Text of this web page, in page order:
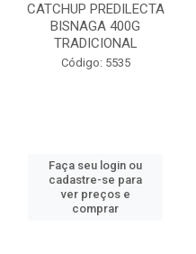
CATCHUP PREDILECTA
BISNAGA 400G
TRADICIONAL
Código: 5535
Faça seu login ou
cadastre-se para
ver preços e
comprar